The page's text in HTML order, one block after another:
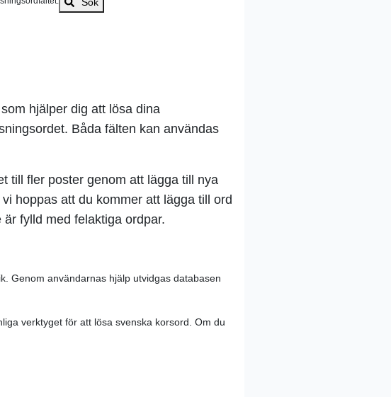
Sök
hjälper dig att lösa dina
Båda fälten kan användas
till fler poster genom att lägga till nya
hoppas att du kommer att lägga till ord
fylld med felaktiga ordpar.
Genom användarnas hjälp utvidgas databasen
verktyget för att lösa svenska korsord. Om du